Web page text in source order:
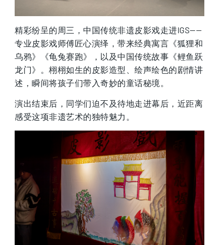
精彩纷呈的周三，中国传统非遗皮影戏走进IGS——
专业皮影戏师傅匠心演绎，带来经典寓言《狐狸和
乌鸦》《龟兔赛跑》，以及中国传统故事《鲤鱼跃
龙门》。栩栩如生的皮影造型、绘声绘色的剧情讲
述，瞬间将孩子们带入奇妙的童话秘境。
演出结束后，同学们迫不及待地走进幕后，近距离
感受这项非遗艺术的独特魅力。